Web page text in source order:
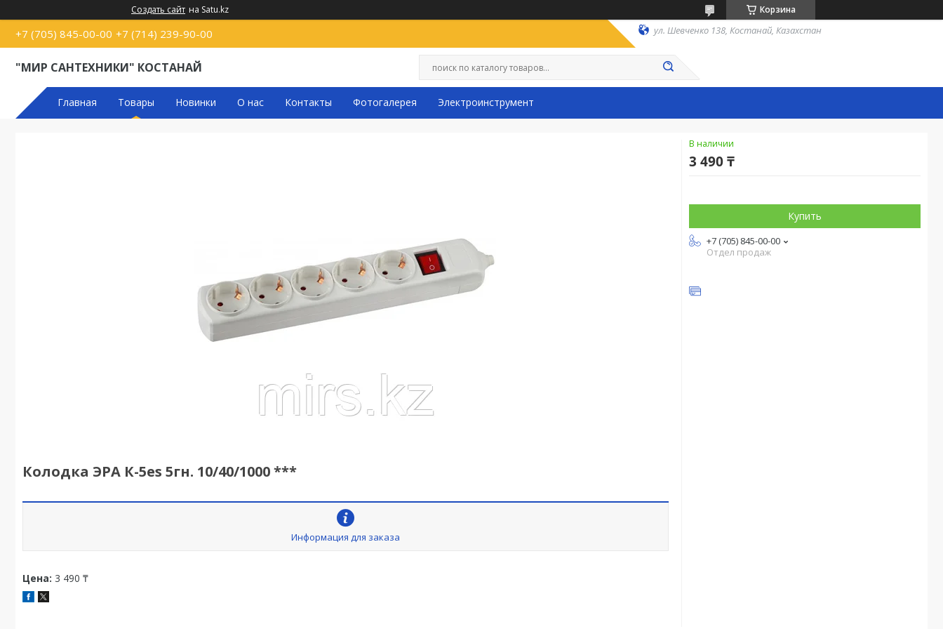
Создать сайт на Satu.kz Корзина
+7 (705) 845-00-00 +7 (714) 239-90-00 ул. Шевченко 138, Костанай, Казахстан
"МИР САНТЕХНИКИ" КОСТАНАЙ
Главная Товары Новинки О нас Контакты Фотогалерея Электроинструмент
Колодка ЭРА К-5es 5гн. 10/40/1000 ***
Информация для заказа
Цена: 3 490 ₸
В наличии
3 490 ₸
Купить
+7 (705) 845-00-00
Отдел продаж